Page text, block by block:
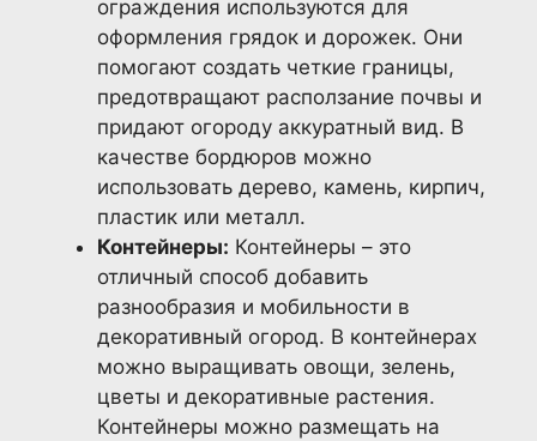
ограждения используются для
оформления грядок и дорожек. Они
помогают создать четкие границы,
предотвращают расползание почвы и
придают огороду аккуратный вид. В
качестве бордюров можно
использовать дерево, камень, кирпич,
пластик или металл.
Контейнеры: Контейнеры – это
отличный способ добавить
разнообразия и мобильности в
декоративный огород. В контейнерах
можно выращивать овощи, зелень,
цветы и декоративные растения.
Контейнеры можно размещать на